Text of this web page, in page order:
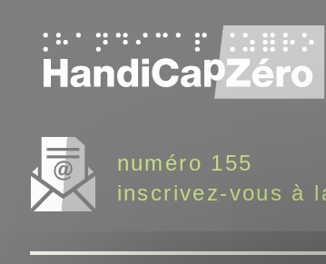
numéro 155
inscrivez-vous à